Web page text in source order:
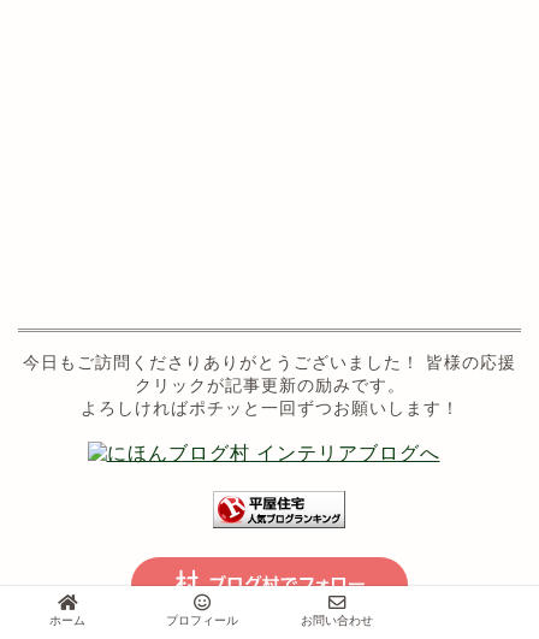
今日もご訪問くださりありがとうございました！ 皆様の応援
クリックが記事更新の励みです。
よろしければポチッと一回ずつお願いします！
ホーム プロフィール お問い合わせ